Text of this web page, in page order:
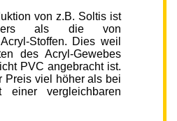
von z.B. Soltis ist
als die von
Stoffen. Dies weil
des Acryl-Gewebes
PVC angebracht ist.
Preis viel höher als bei
einer vergleichbaren